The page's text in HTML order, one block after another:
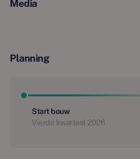
Media
Planning
Start bouw
Vierde kwartaal 2026